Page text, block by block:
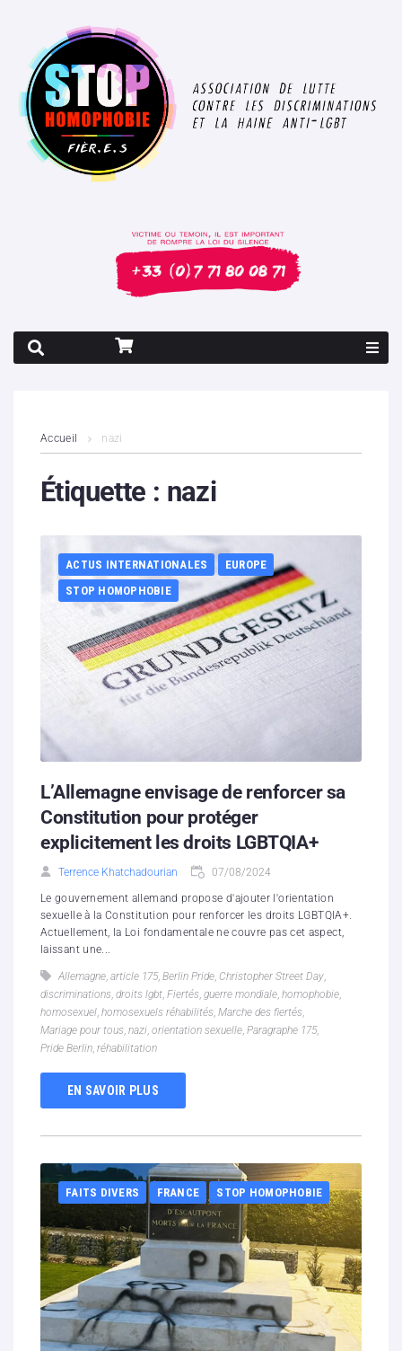
Contenus litigieux
Boutique
Partenaires
Contacts
Hébergement solidaire
Accueil nazi
Étiquette : nazi
ACTUS INTERNATIONALES
EUROPE
STOP HOMOPHOBIE
L’Allemagne envisage de renforcer sa
Constitution pour protéger
explicitement les droits LGBTQIA+
Terrence Khatchadourian 07/08/2024
Le gouvernement allemand propose d'ajouter l'orientation
sexuelle à la Constitution pour renforcer les droits LGBTQIA+.
Actuellement, la Loi fondamentale ne couvre pas cet aspect,
laissant une...
Allemagne, article 175, Berlin Pride, Christopher Street Day,
discriminations, droits lgbt, Fiertés, guerre mondiale, homophobie,
homosexuel, homosexuels réhabilités, Marche des fiertés,
Mariage pour tous, nazi, orientation sexuelle, Paragraphe 175,
Pride Berlin, réhabilitation
EN SAVOIR PLUS
FAITS DIVERS FRANCE STOP HOMOPHOBIE